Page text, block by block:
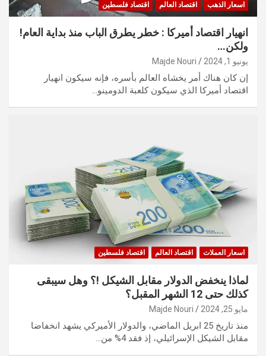
اسعار الذهب اقتصاد العالم اقتصاد فلسطين
انهيار اقتصاد أميركا : خطر يطرق الباب منذ بداية العام!
ولكن…
يونيو 1, 2024 Majde Nouri
إن كان هناك أمر يخشاه العالم بأسره، فإنه سيكون انهيار
اقتصاد أميركا الذي سيكون كلعبة الدومينو…
اسعار العملات اقتصاد العالم اقتصاد فلسطين
لماذا ينخفض الدولار مقابل الشيكل !؟ وهل سيبقى
كذلك حتى 12 الشهر المقبل؟
مايو 25, 2024 Majde Nouri
منذ تاريخ 25 ابريل الماضي، والدولار الأميركي يشهد انخفاضا
مقابل الشيكل الإسرائيلي، إذ فقد 4% من…